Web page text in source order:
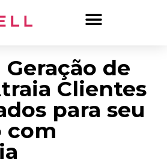
de
Clientes
para seu
com